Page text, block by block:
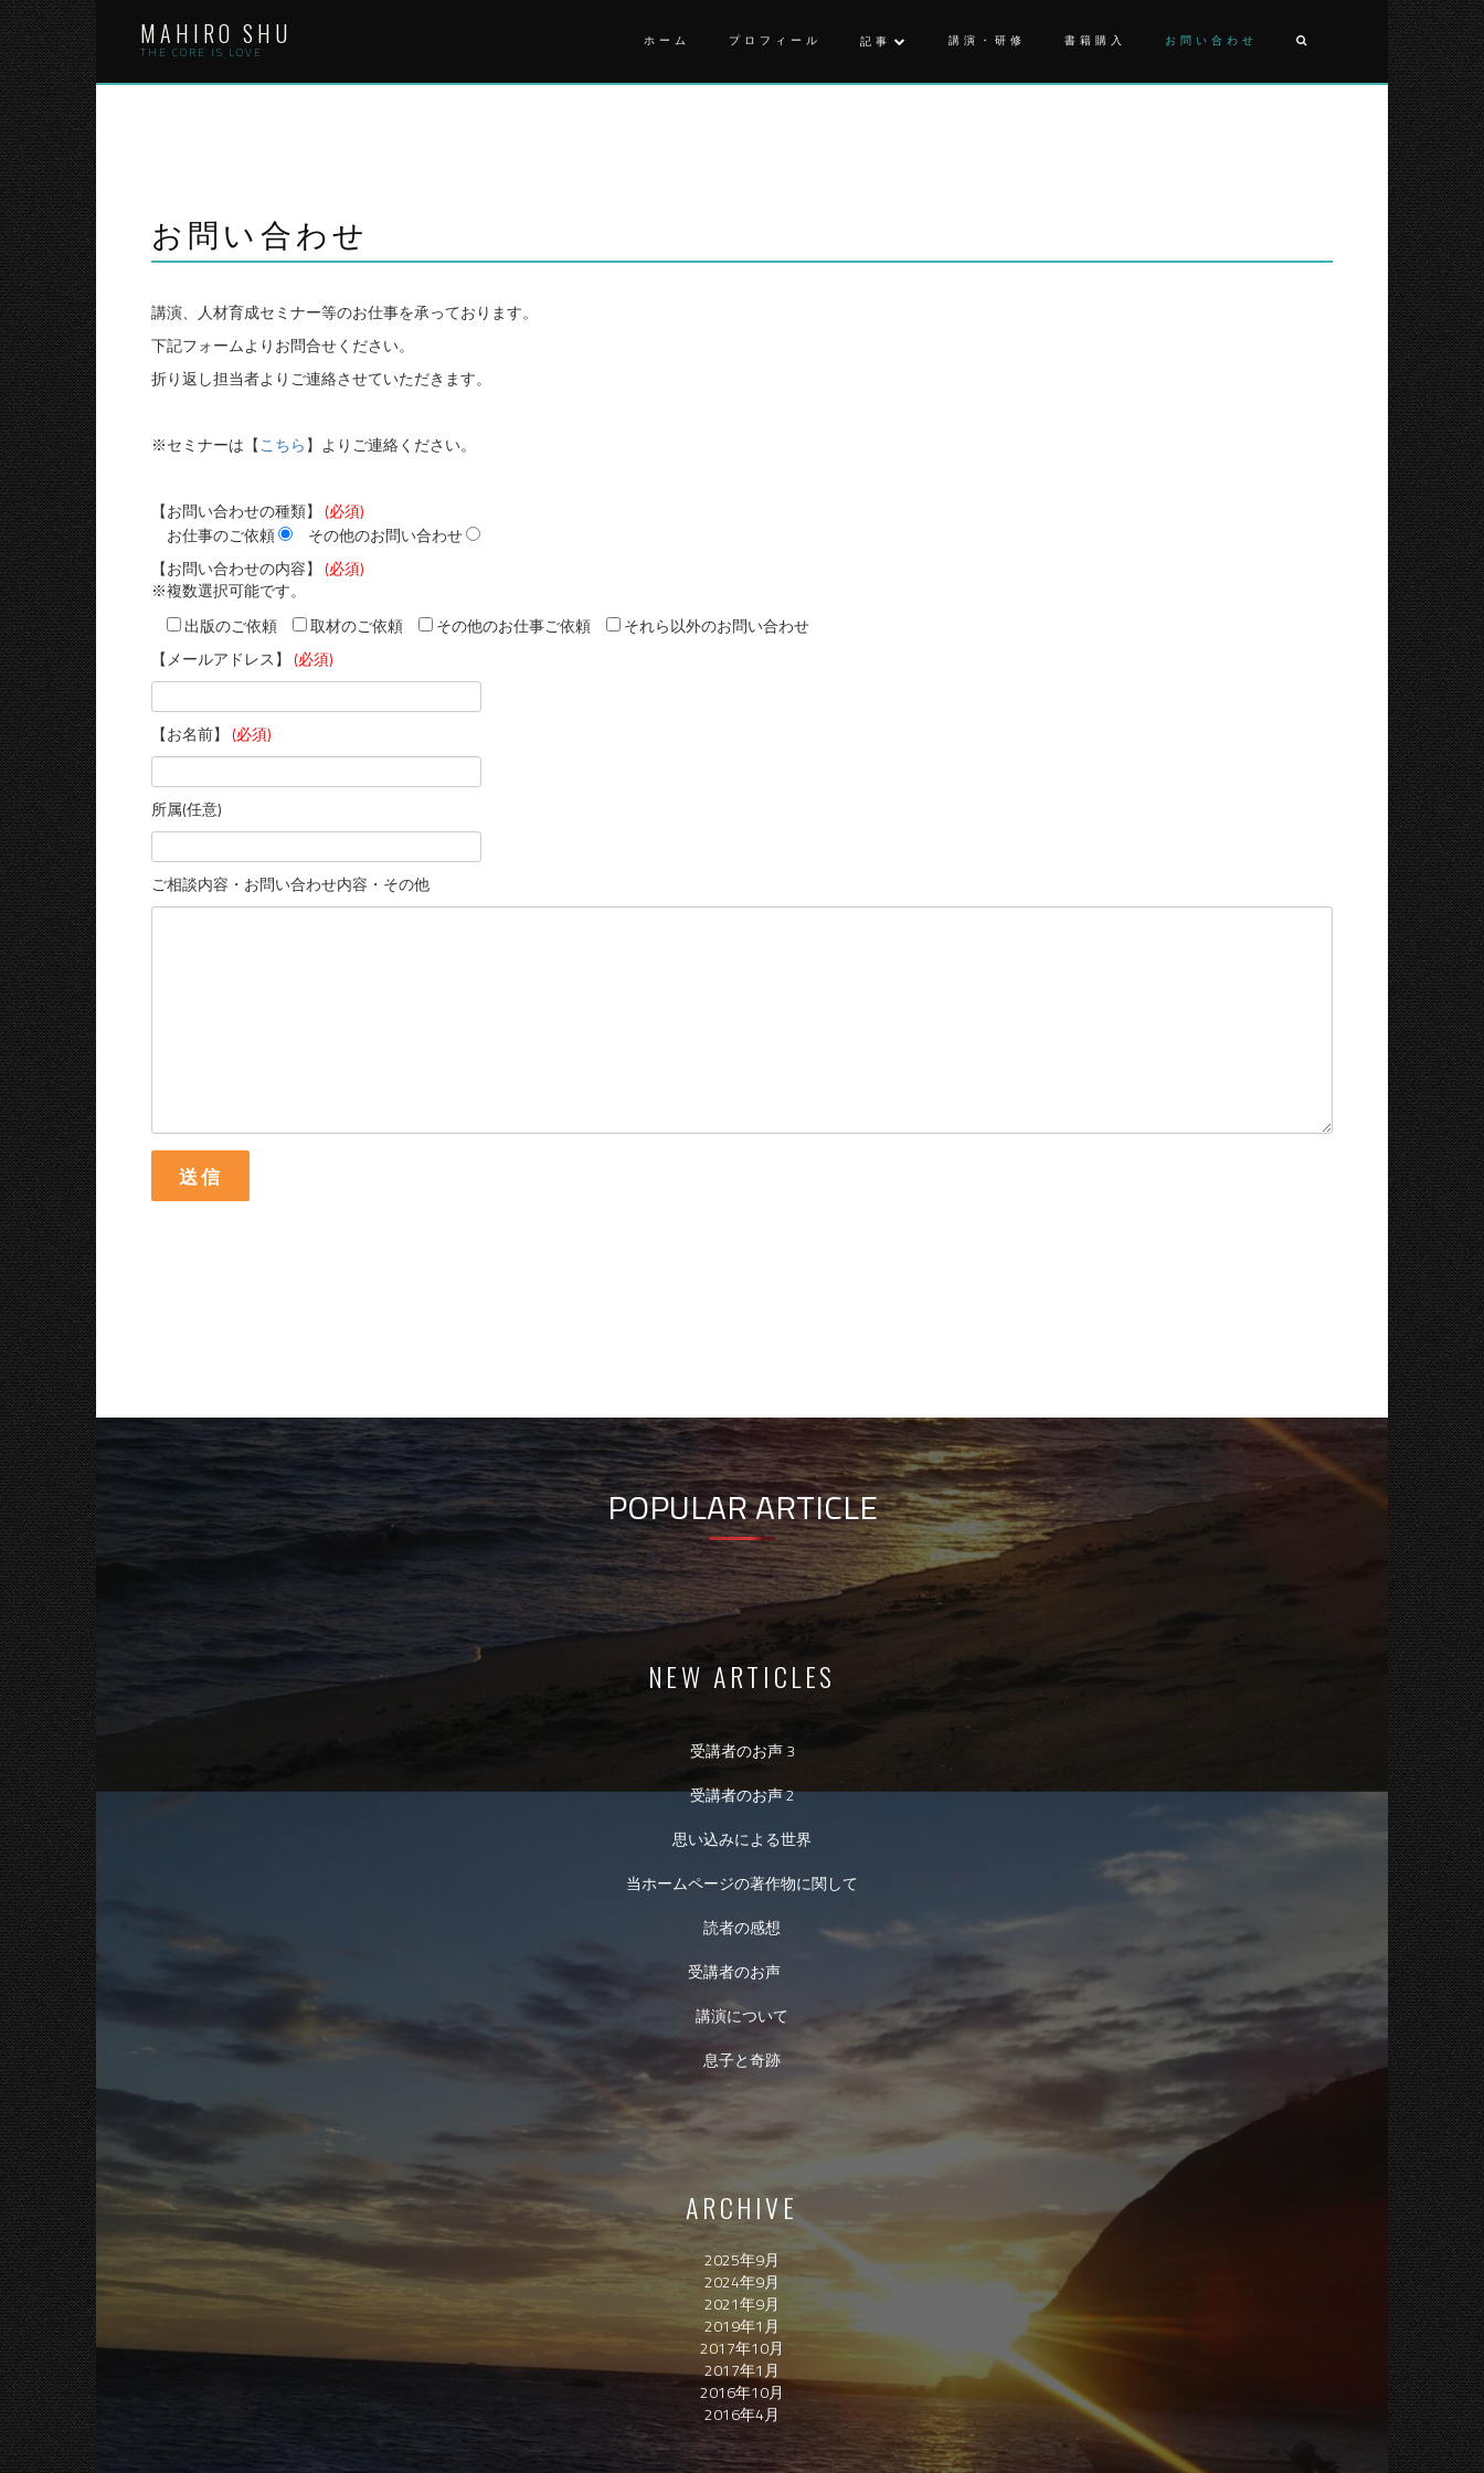
Skip
to
content
MAHIRO SHU
THE CORE IS LOVE
ホーム プロフィール 記事 講演・研修 書籍購入 お問い合わせ
お問い合わせ
講演、人材育成セミナー等のお仕事を承っております。
下記フォームよりお問合せください。
折り返し担当者よりご連絡させていただきます。
※セミナーは【こちら】よりご連絡ください。
【お問い合わせの種類】 (必須)
お仕事のご依頼
その他のお問い合わせ
【お問い合わせの内容】 (必須)
※複数選択可能です。
出版のご依頼
取材のご依頼 その他のお仕事ご依頼
それら以外のお問い合わせ
【メールアドレス】 (必須)
【お名前】 (必須)
所属(任意)
ご相談内容・お問い合わせ内容・その他
POPULAR ARTICLE
NEW ARTICLES
受講者のお声 3
受講者のお声 2
思い込みによる世界
当ホームページの著作物に関して
読者の感想
受講者のお声
講演について
息子と奇跡
ARCHIVE
2025年9月
2024年9月
2021年9月
2019年1月
2017年10月
2017年1月
2016年10月
2016年4月